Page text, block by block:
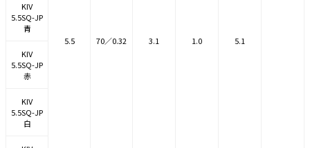
5.5 70／0.32 3.1 1.0 5.1
KIV
5.5SQ-JP
青
KIV
5.5SQ-JP
赤
KIV
5.5SQ-JP
白